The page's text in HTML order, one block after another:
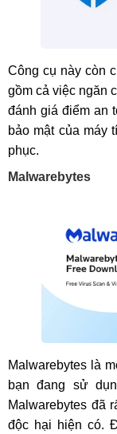
Công cụ này còn
gồm cả việc ngăn
đánh giá điểm an
bảo mật của máy
phục.
Malwarebytes
Malwarebytes là
bạn đang sử
Malwarebytes đã
độc hại hiện có.